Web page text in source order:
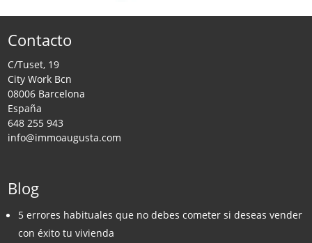
Contacto
C/Tuset, 19
City Work Bcn
08006 Barcelona
España
648 255 943
info@immoaugusta.com
Blog
5 errores habituales que no debes cometer si deseas vender
con éxito tu vivienda